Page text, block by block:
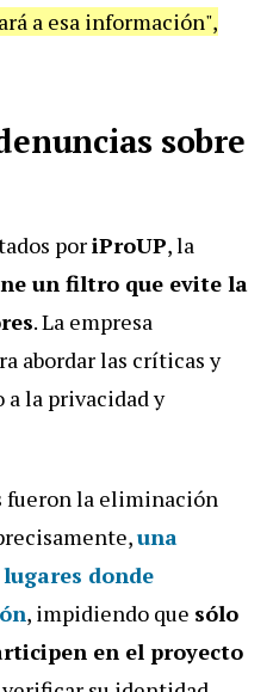
a esa información",
sobre
poriProUP, la
un filtro que evite la
. La empresa
abordar las críticas y
la privacidad y
fueron la eliminación
una
donde
, impidiendo que sólo
en el proyecto